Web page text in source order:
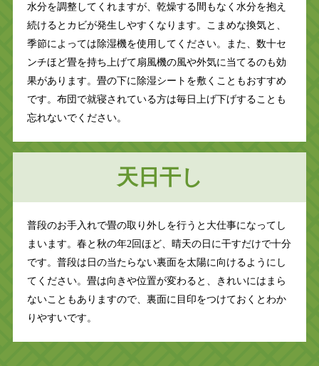
水分を調整してくれますが、乾燥する間もなく水分を抱え
続けるとカビが発生しやすくなります。こまめな換気と、
季節によっては除湿機を使用してください。また、数十セ
ンチほど畳を持ち上げて扇風機の風や外気に当てるのも効
果があります。畳の下に除湿シートを敷くこともおすすめ
です。布団で就寝されている方は毎日上げ下げすることも
忘れないでください。
天日干し
普段のお手入れで畳の取り外しを行うと大仕事になってし
まいます。春と秋の年2回ほど、晴天の日に干すだけで十分
です。普段は日の当たらない裏面を太陽に向けるようにし
てください。畳は向きや位置が変わると、きれいにはまら
ないこともありますので、裏面に目印をつけておくとわか
りやすいです。